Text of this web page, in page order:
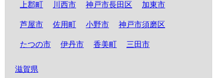
上郡町 川西市 神戸市長田区 加東市
芦屋市 佐用町 小野市 神戸市須磨区
たつの市 伊丹市 香美町 三田市
滋賀県